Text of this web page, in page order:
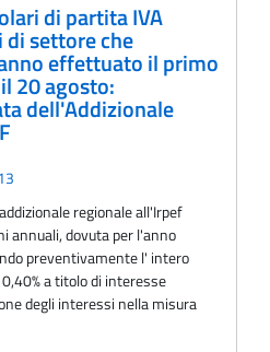
di partita IVA
settore che
effettuato il primo
20 agosto:
dell'Addizionale
regionale all'Irpef
annuali, dovuta per l'anno
preventivamente l' intero
a titolo di interesse
degli interessi nella misura